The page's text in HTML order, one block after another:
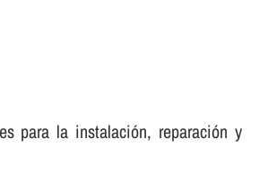
para la instalación, reparación y